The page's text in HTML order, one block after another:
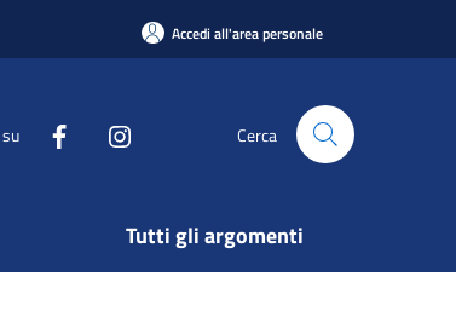
Accedi all'area personale
Cerca
Tutti gli argomenti